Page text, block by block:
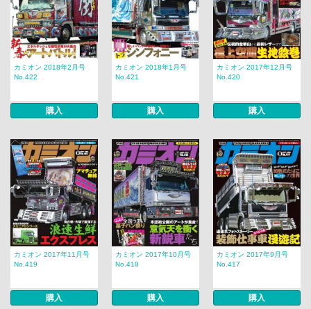
カミオン 2018年2月号
No.422
購入
カミオン 2018年1月号
No.421
購入
カミオン 2017年12月号
No.420
購入
カミオン 2017年11月号
No.419
購入
カミオン 2017年10月号
No.418
購入
カミオン 2017年9月号
No.417
購入